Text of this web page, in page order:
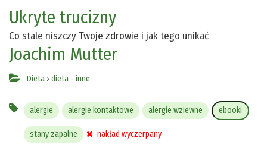
Ukryte trucizny
Co stale niszczy Twoje zdrowie i jak tego unikać
Joachim Mutter
Dieta › dieta - inne
alergie alergie kontaktowe alergie wziewne ebooki
stany zapalne nakład wyczerpany